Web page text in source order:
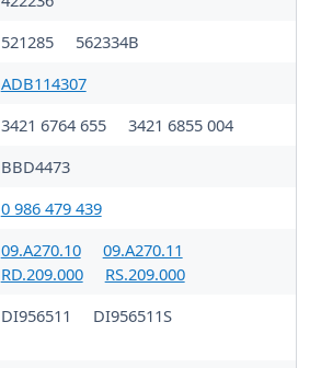
521285
562334B
ADB114307
3421 6764 655
3421 6855 004
BBD4473
0 986 479 439
09.A270.10
09.A270.11
RD.209.000
RS.209.000
DI956511 DI956511S